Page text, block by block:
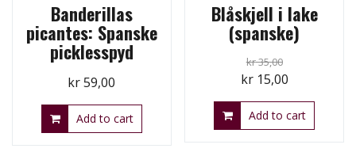
Banderillas
picantes: Spanske
picklesspyd
kr59,00
Add to cart
Blåskjell i lake
(spanske)
kr35,00
Original
price
was:
kr15,00Current
price
is:
Add to cart